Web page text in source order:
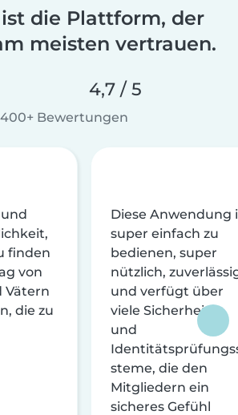
die Plattform, der
meisten vertrauen.
4,7 / 5
Bewertungen
finden
von
Vätern
die zu
Diese Anwendung
super einfach zu
bedienen, super
nützlich,
und verfügt über
viele Sicherheits-
und
steme, die den
Mitgliedern ein
sicheres Gefühl